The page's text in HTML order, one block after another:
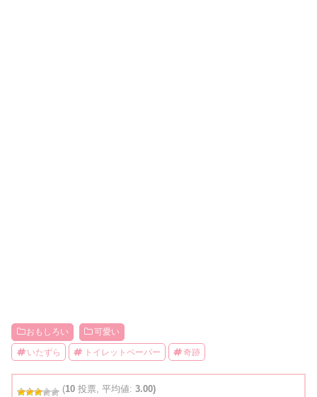
おもしろい 可愛い
いたずら トイレットペーパー 奇跡
(10 投票, 平均値:3.00)